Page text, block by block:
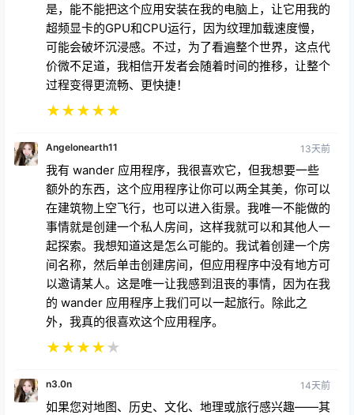
是，能不能把这个应用安装在我的电脑上，让它用我的
超频显卡的GPU和CPU运行，因为纹理加载速度慢，
可能会破坏沉浸感。不过，为了看遍整个世界，这点代
价微不足道，我相信开发者会随着时间的推移，让整个
过程变得更流畅、更快捷！
★★★★★
Angelonearth11 13天前
我有 wander 应用程序，我很喜欢它，但我想要一些
额外的东西，这个应用程序让你可以两全其美，你可以
在建筑物上空飞行，也可以进入街景。我唯一不能做的
事情就是创建一个私人房间，这样我就可以和其他人一
起探索。我想知道这是怎么可能的。我试着创建一个房
间名称，然后单击创建房间，但应用程序中没有地方可
以邀请某人。这是唯一让我感到沮丧的事情，因为在我
的 wander 应用程序上我们可以一起旅行。除此之
外，我真的很喜欢这个应用程序。
★★★★★
n3.0n 14天前
如果您对地图、历史、文化、地理或旅行感兴趣——其